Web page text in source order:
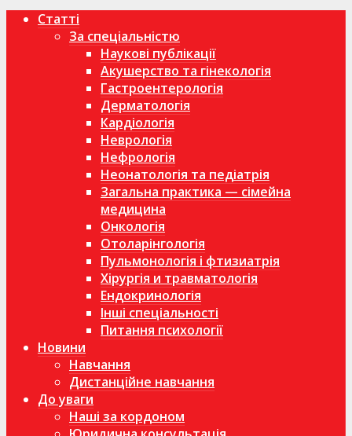
Статті
За спеціальністю
Наукові публікації
Акушерство та гінекологія
Гастроентерологія
Дерматологія
Кардіологія
Неврологія
Нефрологія
Неонатологія та педіатрія
Загальна практика — сімейна
медицина
Онкологія
Отоларінгологія
Пульмонологія і фтизиатрія
Хірургія и травматологія
Ендокринологія
Інші спеціальності
Питання психології
Новини
Навчання
Дистанційне навчання
До уваги
Наші за кордоном